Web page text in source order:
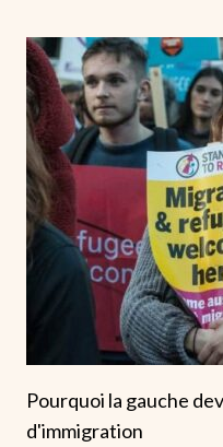
Pourquoi la gauche
d'immigration